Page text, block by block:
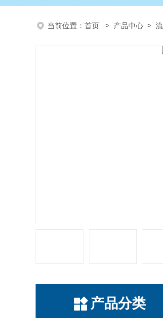
当前位置： 首页 > 产品中心 >
产品分类